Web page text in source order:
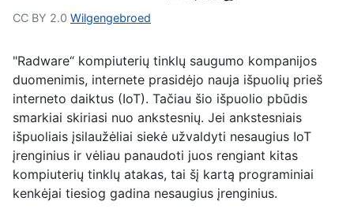
CC BY 2.0 Wilgengebroed
"Radware“ kompiuterių tinklų saugumo kompanijos
duomenimis, internete prasidėjo nauja išpuolių prieš
interneto daiktus (IoT). Tačiau šio išpuolio pbūdis
smarkiai skiriasi nuo ankstesnių. Jei ankstesniais
išpuoliais įsilaužėliai siekė užvaldyti nesaugius IoT
įrenginius ir vėliau panaudoti juos rengiant kitas
kompiuterių tinklų atakas, tai šį kartą programiniai
kenkėjai tiesiog gadina nesaugius įrenginius.